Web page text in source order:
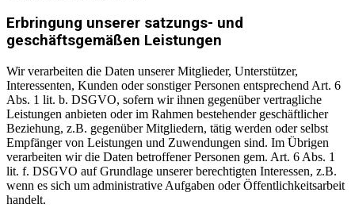
Erbringung unserer satzungs- und
geschäftsgemäßen Leistungen
Wir verarbeiten die Daten unserer Mitglieder, Unterstützer,
Interessenten, Kunden oder sonstiger Personen entsprechend Art. 6
Abs. 1 lit. b. DSGVO, sofern wir ihnen gegenüber vertragliche
Leistungen anbieten oder im Rahmen bestehender geschäftlicher
Beziehung, z.B. gegenüber Mitgliedern, tätig werden oder selbst
Empfänger von Leistungen und Zuwendungen sind. Im Übrigen
verarbeiten wir die Daten betroffener Personen gem. Art. 6 Abs. 1
lit. f. DSGVO auf Grundlage unserer berechtigten Interessen, z.B.
wenn es sich um administrative Aufgaben oder Öffentlichkeitsarbeit
handelt.